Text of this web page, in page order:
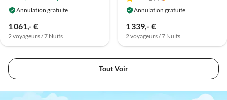
Annulation gratuite
1 061,- €
2 voyageurs / 7 Nuits
Annulation gratuite
1 339,- €
2 voyageurs / 7 Nuits
Tout Voir